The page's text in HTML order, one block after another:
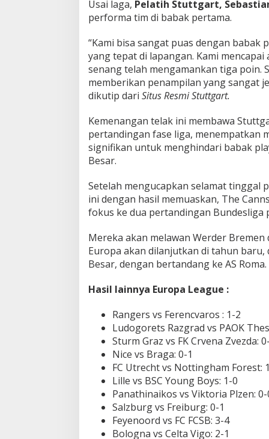
Usai laga, Pelatih Stuttgart,
performa tim di babak pertama.
“Kami bisa sangat puas dengan babak
yang tepat di lapangan. Kami
senang telah mengamankan tiga poin.
memberikan penampilan yang sangat
dikutip dari Situs Resmi Stuttgart.
Kemenangan telak ini membawa
pertandingan fase liga, menempatkan
signifikan untuk menghindari babak
Besar.
Setelah mengucapkan selamat tinggal
ini dengan hasil memuaskan, The
fokus ke dua pertandingan Bundesliga
Mereka akan melawan Werder Bremen
Europa akan dilanjutkan di tahun
Besar, dengan bertandang ke AS
Hasil lainnya Europa League :
Rangers vs Ferencvaros : 1-2
Ludogorets Razgrad vs PAOK
Sturm Graz vs FK Crvena Zvezda:
Nice vs Braga: 0-1
FC Utrecht vs Nottingham Forest:
Lille vs BSC Young Boys: 1-0
Panathinaikos vs Viktoria Plzen: 0-
Salzburg vs Freiburg: 0-1
Feyenoord vs FC FCSB: 3-4
Bologna vs Celta Vigo: 2-1